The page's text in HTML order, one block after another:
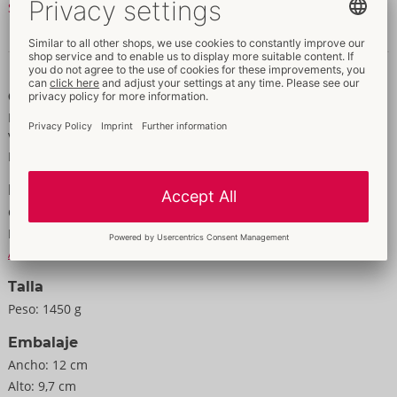
Peso: 1.291 g.
Silicona, ABS.
Seguir leyendo
Datos y propiedades
Características
Para hombre
Varios modos de vibración
Para uso anal
Datos
Color:
Material:
Silikon, ABS
A la información material
Talla
Peso: 1450 g
Embalaje
Ancho: 12 cm
Alto: 9,7 cm